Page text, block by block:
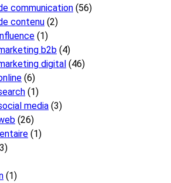
communication (56)
contenu (2)
(1)
b2b (4)
digital (46)
(6)
(1)
media (3)
(26)
(1)
(1)